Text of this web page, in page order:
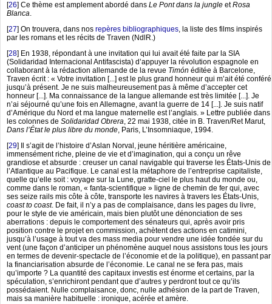
[26] Ce thème est amplement abordé dans Le Pont dans la jungle etRosa
Blanca.
[27] On trouvera, dans nos repères bibliographiques, la liste des films inspirés
par les romans et les récits de Traven (NdlR.)
[28] En 1938, répondant à une invitation qui lui avait été faite par la SIA
(Solidaridad Internacional Antifascista) d’appuyer la révolution espagnole en
collaborant à la rédaction allemande de la revue Timón éditée à Barcelone,
Traven écrit : « Votre invitation [...] est le plus grand honneur qui m’ait été conféré
jusqu’à présent. Je ne suis malheureusement pas à même d’accepter cet
honneur [...]. Ma connaissance de la langue allemande est très limitée [...]. Je
n’ai séjourné qu’une fois en Allemagne, avant la guerre de 14 [...]. Je suis natif
d’Amérique du Nord et ma langue maternelle est l’anglais. » Lettre publiée dans
les colonnes de Solidaridad Obrera, 22 mai 1938, citée in B. Traven/Ret Marut,
Dans l’État le plus libre du monde, Paris, L’Insomniaque, 1994.
[29]
Il s’agit de l’histoire d’Aslan Norval, jeune héritière américaine,
immensément riche, pleine de vie et d’imagination, qui a conçu un rêve
grandiose et absurde : creuser un canal navigable qui traverse les États-Unis de
l’Atlantique au Pacifique. Le canal est la métaphore de l’entreprise capitaliste,
quelle qu’elle soit : voyage sur la Lune, gratte-ciel le plus haut du monde ou,
comme dans le roman, « fanta-scientifique » ligne de chemin de fer qui, avec
ses seize rails mis côte à côte, transporte les navires à travers les États-Unis,
coast to coast. De fait, il n’y a pas de complaisance, dans les pages du livre,
pour le style de vie américain, mais bien plutôt une dénonciation de ses
aberrations : depuis le comportement des sénateurs qui, après avoir pris
position contre le projet en commission, achètent des actions en catimini,
jusqu’à l’usage à tout va des mass media pour vendre une idée fondée sur du
vent (une façon d’anticiper un phénomène auquel nous assistons tous les jours
en termes de devenir-spectacle de l’économie et de la politique), en passant par
la financiarisation absurde de l’économie. Le canal ne se fera pas, mais
qu’importe ? La quantité des capitaux investis est énorme et certains, par la
spéculation, s’enrichiront pendant que d’autres y perdront tout ce qu’ils
possédaient. Nulle complaisance, donc, nulle adhésion de la part de Traven,
mais sa manière habituelle : ironique, acérée et amère.